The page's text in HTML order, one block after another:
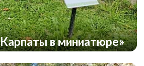
в миниатюре»